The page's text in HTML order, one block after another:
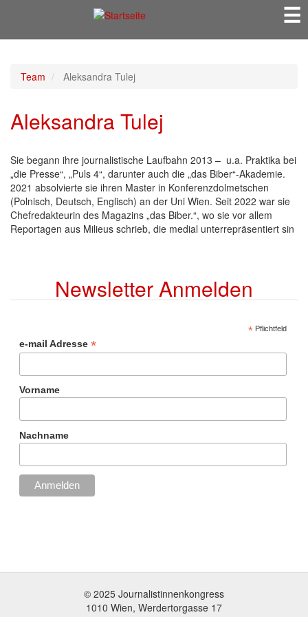
☰
Team Aleksandra Tulej
Aleksandra Tulej
Sie begann ihre journalistische Laufbahn 2013 – u.a. Praktika bei
„die Presse“, „Puls 4“, darunter auch die „das Biber“-Akademie.
2021 absolvierte sie ihren Master in Konferenzdolmetschen
(Polnisch, Deutsch, Englisch) an der Uni Wien. Seit 2022 war sie
Chefredakteurin des Magazins „das Biber.“, wo sie vor allem
Reportagen aus Milieus schrieb, die medial unterrepräsentiert sin
Newsletter Anmelden
*Pflichtfeld
e-mail Adresse *
Vorname
Nachname
© 2025 Journalistinnenkongress
1010 Wien, Werdertorgasse 17